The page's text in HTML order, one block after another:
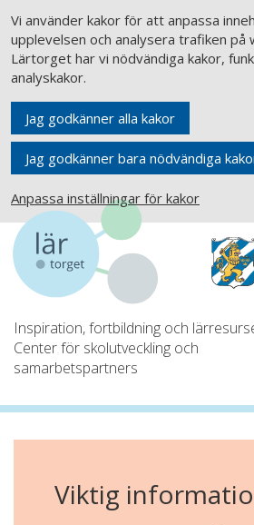
Vi använder kakor för att anpassa
upplevelsen och analysera trafiken på
Lärtorget har vi nödvändiga kakor,
analyskakor.
Jag godkänner alla kakor
Jag godkänner bara nödvändiga
Anpassa inställningar för kakor
Inspiration, fortbildning och
Center för skolutveckling och
samarbetspartners
Viktig